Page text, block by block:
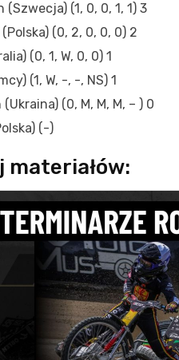
(Szwecja) (1, 0, 0, 1, 1) 3
(0, 2, 0, 0, 0) 2
(0, 1, W, 0, 0) 1
(1, W, -, -, NS) 1
(0, M, M, M, – ) 0
(-)
materiałów: